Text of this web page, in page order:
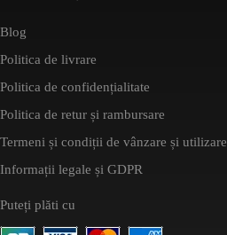
Blog
Politica de livrare
Politica de confidențialitate
Politica de retur și rambursare
Termeni și condiții de vânzare și utilizare
Informații legale și GDPR
Puteți plăti cu